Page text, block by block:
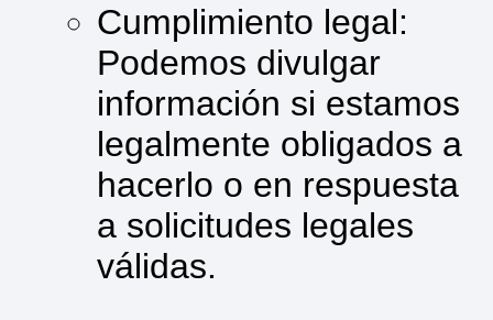
Cumplimiento legal:
Podemos divulgar
información si estamos
legalmente obligados a
hacerlo o en respuesta
a solicitudes legales
válidas.